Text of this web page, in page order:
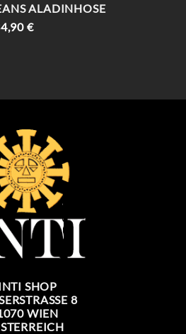
ALADINHOSE
€AKTUELLER
SHOP
8
WIEN